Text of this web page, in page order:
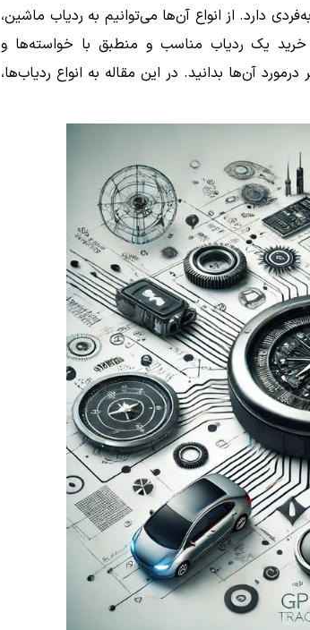
دارد. از انواع آن‌ها می‌توانیم به ردیاب ماشین،
یک ردیاب مناسب و منطبق با خواسته‌ها و
آن‌ها بدانید. در این مقاله به انواع ردیاب‌ها،